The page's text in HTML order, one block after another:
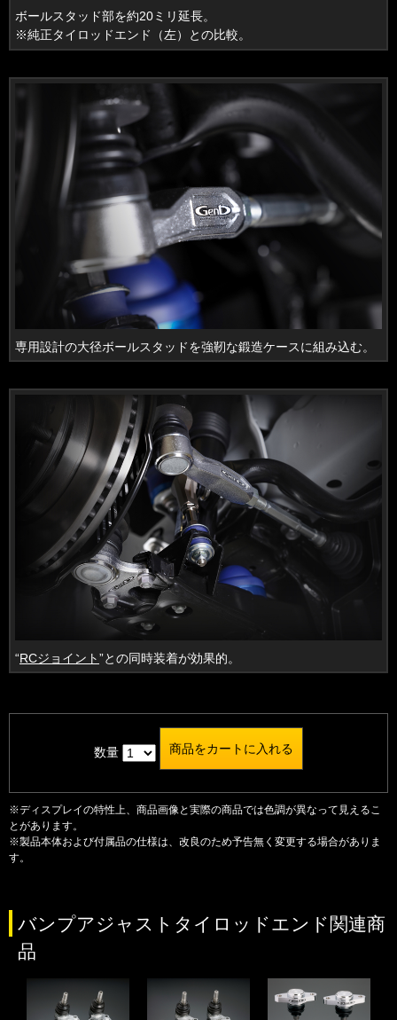
ボールスタッド部を約20ミリ延長。
※純正タイロッドエンド（左）との比較。
専用設計の大径ボールスタッドを強靭な鍛造ケースに組み込む。
“RCジョイント”との同時装着が効果的。
数量
※ディスプレイの特性上、商品画像と実際の商品では色調が異なって見えるこ
とがあります。
※製品本体および付属品の仕様は、改良のため予告無く変更する場合がありま
す。
バンプアジャストタイロッドエンド関連商
品